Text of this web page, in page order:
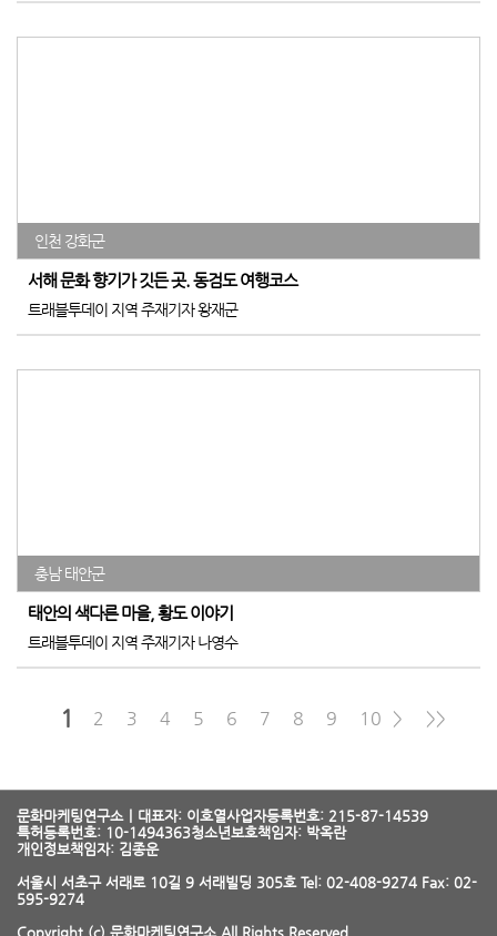
인천 강화군
서해 문화 향기가 깃든 곳. 동검도 여행코스
트래블투데이 지역 주재기자 왕재군
충남 태안군
태안의 색다른 마을, 황도 이야기
트래블투데이 지역 주재기자 나영수
1 2 3 4 5 6 7 8 9 10 > >>
문화마케팅연구소 대표자: 이호열사업자등록번호: 215-87-14539
특허등록번호: 10-1494363청소년보호책임자: 박옥란
개인정보책임자: 김종운
서울시 서초구 서래로 10길 9 서래빌딩 305호 Tel: 02-408-9274 Fax: 02-
595-9274
Copyright (c) 문화마케팅연구소 All Rights Reserved.